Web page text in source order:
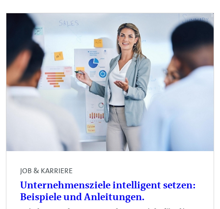
JOB & KARRIERE
Unternehmensziele intelligent setzen:
Beispiele und Anleitungen.